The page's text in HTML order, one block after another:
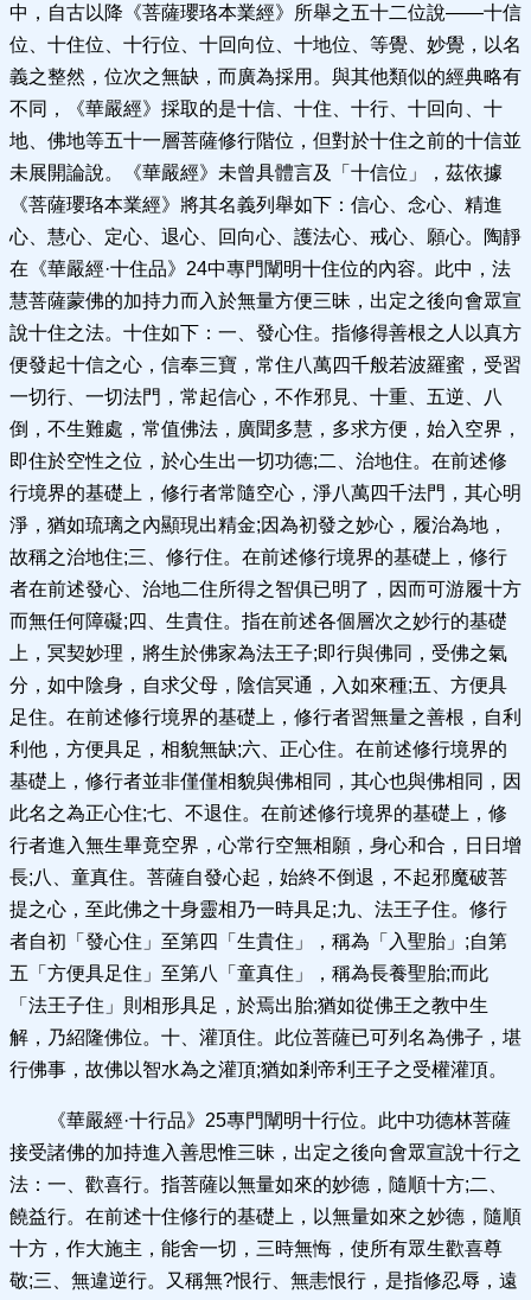
中，自古以降《菩薩瓔珞本業經》所舉之五十二位說——十信
位、十住位、十行位、十回向位、十地位、等覺、妙覺，以名
義之整然，位次之無缺，而廣為採用。與其他類似的經典略有
不同，《華嚴經》採取的是十信、十住、十行、十回向、十
地、佛地等五十一層菩薩修行階位，但對於十住之前的十信並
未展開論說。《華嚴經》未曾具體言及「十信位」，茲依據
《菩薩瓔珞本業經》將其名義列舉如下：信心、念心、精進
心、慧心、定心、退心、回向心、護法心、戒心、願心。陶靜
在《華嚴經·十住品》24中專門闡明十住位的內容。此中，法
慧菩薩蒙佛的加持力而入於無量方便三昧，出定之後向會眾宣
說十住之法。十住如下：一、發心住。指修得善根之人以真方
便發起十信之心，信奉三寶，常住八萬四千般若波羅蜜，受習
一切行、一切法門，常起信心，不作邪見、十重、五逆、八
倒，不生難處，常值佛法，廣聞多慧，多求方便，始入空界，
即住於空性之位，於心生出一切功德;二、治地住。在前述修
行境界的基礎上，修行者常隨空心，淨八萬四千法門，其心明
淨，猶如琉璃之內顯現出精金;因為初發之妙心，履治為地，
故稱之治地住;三、修行住。在前述修行境界的基礎上，修行
者在前述發心、治地二住所得之智俱已明了，因而可游履十方
而無任何障礙;四、生貴住。指在前述各個層次之妙行的基礎
上，冥契妙理，將生於佛家為法王子;即行與佛同，受佛之氣
分，如中陰身，自求父母，陰信冥通，入如來種;五、方便具
足住。在前述修行境界的基礎上，修行者習無量之善根，自利
利他，方便具足，相貌無缺;六、正心住。在前述修行境界的
基礎上，修行者並非僅僅相貌與佛相同，其心也與佛相同，因
此名之為正心住;七、不退住。在前述修行境界的基礎上，修
行者進入無生畢竟空界，心常行空無相願，身心和合，日日增
長;八、童真住。菩薩自發心起，始終不倒退，不起邪魔破菩
提之心，至此佛之十身靈相乃一時具足;九、法王子住。修行
者自初「發心住」至第四「生貴住」，稱為「入聖胎」;自第
五「方便具足住」至第八「童真住」，稱為長養聖胎;而此
「法王子住」則相形具足，於焉出胎;猶如從佛王之教中生
解，乃紹隆佛位。十、灌頂住。此位菩薩已可列名為佛子，堪
行佛事，故佛以智水為之灌頂;猶如剎帝利王子之受權灌頂。
《華嚴經·十行品》25專門闡明十行位。此中功德林菩薩
接受諸佛的加持進入善思惟三昧，出定之後向會眾宣說十行之
法：一、歡喜行。指菩薩以無量如來的妙德，隨順十方;二、
饒益行。在前述十住修行的基礎上，以無量如來之妙德，隨順
十方，作大施主，能舍一切，三時無悔，使所有眾生歡喜尊
敬;三、無違逆行。又稱無?恨行、無恚恨行，是指修忍辱，遠